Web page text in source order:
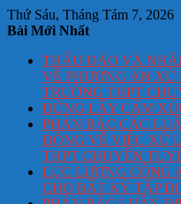
Thứ Sáu, Tháng Tám 7, 2026
Bài Mới Nhất
THẤU ĐÁO VÀ
VỀ PHƯƠNG ÁN
TRƯỜNG THPT
ĐỪNG LẤY CẢM
PHẢN BÁC CÁC
ĐỘNG VỀ VIỆC XỬ
THPT CHUYÊN
LỰC LƯỢNG CÔNG
CHO BẤT KỲ TẬP